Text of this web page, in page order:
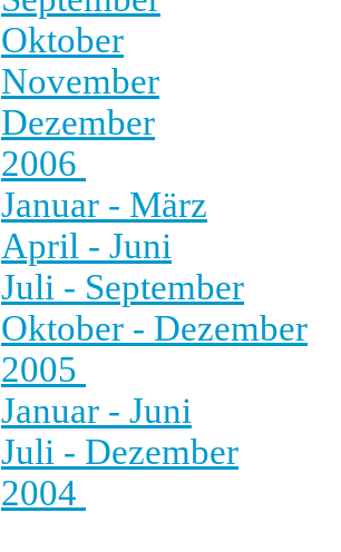
Oktober
November
Dezember
2006
Januar - März
April - Juni
Juli - September
Oktober - Dezember
2005
Januar - Juni
Juli - Dezember
2004